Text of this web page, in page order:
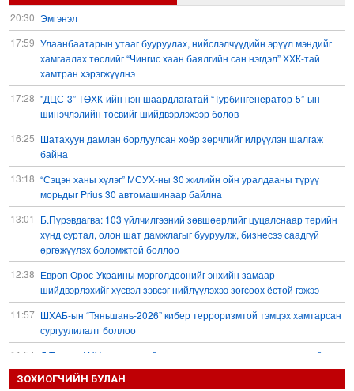
20:30 Эмгэнэл
17:59 Улаанбаатарын утааг бууруулах, нийслэлчүүдийн эрүүл мэндийг
хамгаалах төслийг “Чингис хаан баялгийн сан нэгдэл” ХХК-тай
хамтран хэрэгжүүлнэ
17:28 "ДЦС-3” ТӨХК-ийн нэн шаардлагатай “Турбингенератор-5”-ын
шинэчлэлийн төсвийг шийдвэрлэхээр болов
16:25 Шатахуун дамлан борлуулсан хоёр зөрчлийг илрүүлэн шалгаж
байна
13:18 “Сэцэн ханы хүлэг” МСУХ-ны 30 жилийн ойн уралдааны түрүү
морьдыг Prius 30 автомашинаар байлна
13:01
Б.Пүрэвдагва: 103 үйлчилгээний зөвшөөрлийг цуцалснаар төрийн
хүнд суртал, олон шат дамжлагыг бууруулж, бизнесээ саадгүй
өргөжүүлэх боломжтой боллоо
12:38 Европ Орос-Украины мөргөлдөөнийг энхийн замаар
шийдвэрлэхийг хүсвэл зэвсэг нийлүүлэхээ зогсоох ёстой гэжээ
11:57 ШХАБ-ын “Тяньшань-2026” кибер терроризмтой тэмцэх хамтарсан
сургуулилалт боллоо
11:54
Д.Трамп: АНУ сум, зэвсгийн нөөцөө нэмэгдүүлэх шаардлагатай
11:11 Б.Хулан дэлхийн аварга боллоо
ЗОХИОГЧИЙН БУЛАН